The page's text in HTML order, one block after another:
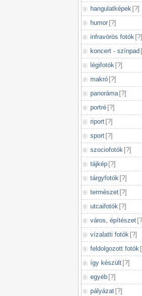
hangulatképek [?]
humor [?]
infravörös fotók [?]
koncert - színpad [
légifotók [?]
makró [?]
panoráma [?]
portré [?]
riport [?]
sport [?]
szociofotók [?]
tájkép [?]
tárgyfotók [?]
természet [?]
utcaifotók [?]
város, építészet [?
vízalatti fotók [?]
feldolgozott fotók [
így készült [?]
egyéb [?]
pályázat [?]